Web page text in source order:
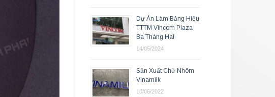
Dự Án Làm Bảng Hiệu
TTTM Vincom Plaza
Ba Tháng Hai
14/05/2024
Sản Xuất Chữ Nhôm
Vinamilk
10/06/2022